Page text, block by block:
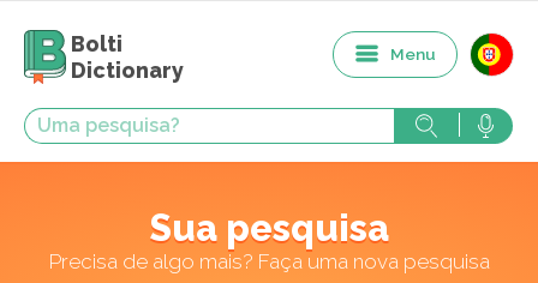
Bolti
Dictionary
Menu
Sua pesquisa
Precisa de algo mais? Faça uma nova pesquisa